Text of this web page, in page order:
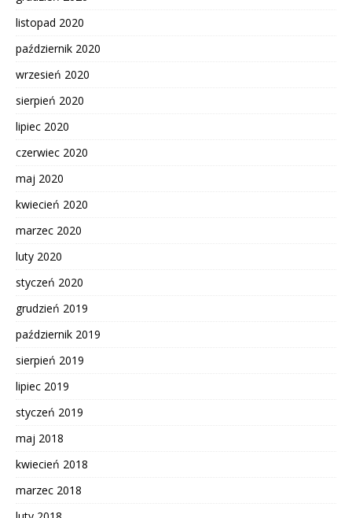
listopad 2020
październik 2020
wrzesień 2020
sierpień 2020
lipiec 2020
czerwiec 2020
maj 2020
kwiecień 2020
marzec 2020
luty 2020
styczeń 2020
grudzień 2019
październik 2019
sierpień 2019
lipiec 2019
styczeń 2019
maj 2018
kwiecień 2018
marzec 2018